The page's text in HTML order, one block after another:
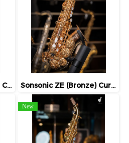
P. Mauriat System-76 II Curved Soprano Sonsonic ZE (Bronze) Curved Soprano Saxophone
New